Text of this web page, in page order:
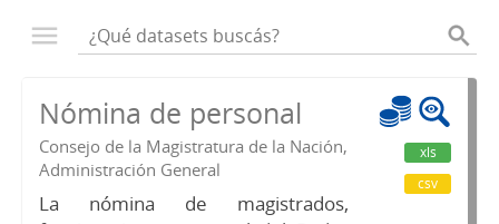
Nómina de personal
Consejo de la Magistratura de la Nación,
Administración General
La nómina de magistrados,
xls
csv